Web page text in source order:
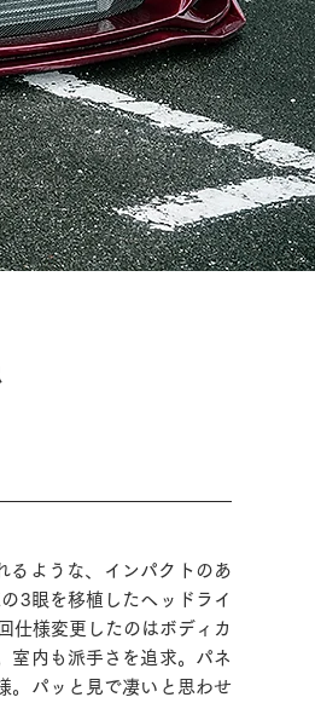
るような、インパクトのあ
3眼を移植したヘッドライ
仕様変更したのはボディカ
室内も派手さを追求。パネ
。パッと見で凄いと思わせ